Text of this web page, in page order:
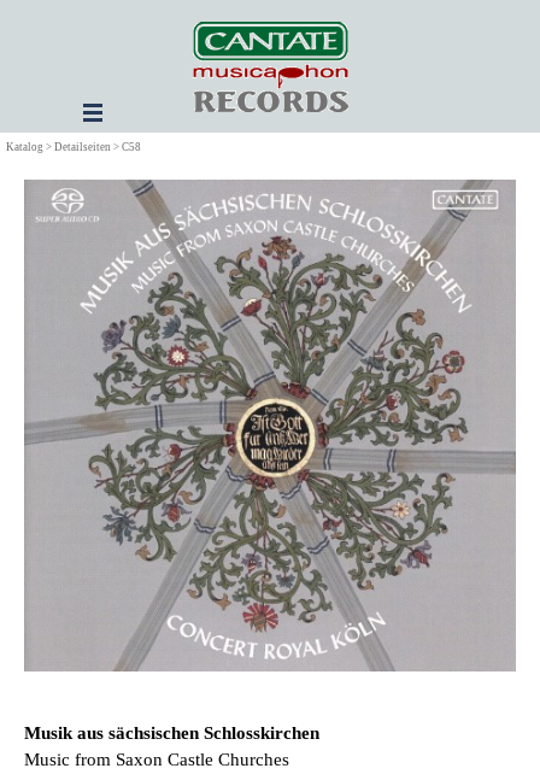
Menü überspringen
Katalog > Detailseiten > C58
Musik aus sächsischen Schlosskirchen
Music from Saxon Castle Churches